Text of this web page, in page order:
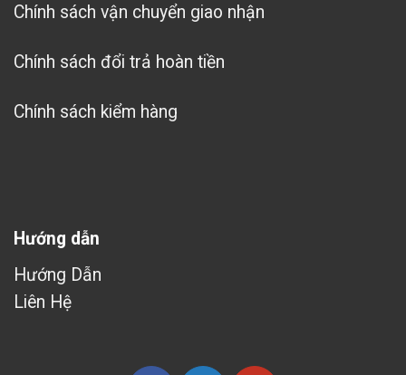
Chính sách vận chuyển giao nhận
Chính sách đổi trả hoàn tiền
Chính sách kiểm hàng
Hướng dẫn
Hướng Dẫn
Liên Hệ